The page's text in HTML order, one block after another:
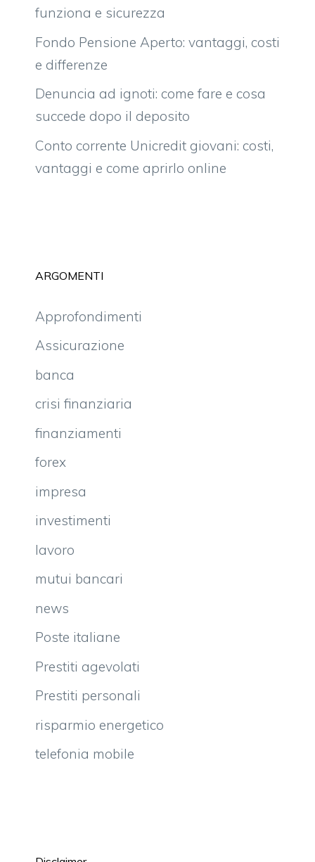
funziona e sicurezza
Fondo Pensione Aperto: vantaggi, costi
e differenze
Denuncia ad ignoti: come fare e cosa
succede dopo il deposito
Conto corrente Unicredit giovani: costi,
vantaggi e come aprirlo online
ARGOMENTI
Approfondimenti
Assicurazione
banca
crisi finanziaria
finanziamenti
forex
impresa
investimenti
lavoro
mutui bancari
news
Poste italiane
Prestiti agevolati
Prestiti personali
risparmio energetico
telefonia mobile